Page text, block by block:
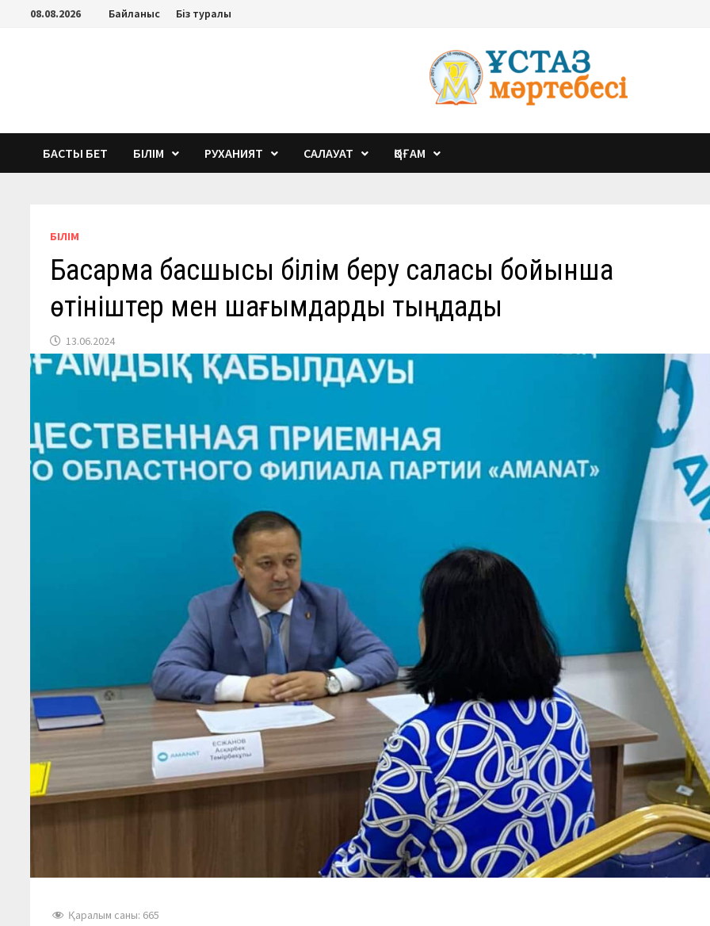
Перейти08.08.2026 Байланыс Біз туралы
БАСТЫ БЕТ БІЛІМ РУХАНИЯТ САЛАУАТ ҚОҒАМ
БІЛІМ
Басқарма басшысы білім беру саласы бойынша
өтініштер мен шағымдарды тыңдады
13.06.2024
Қаралым саны: 665